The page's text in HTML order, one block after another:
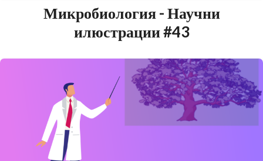
Микробиология - Научни
илюстрации #43